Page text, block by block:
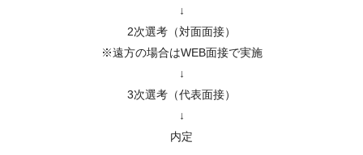
↓
2次選考（対面面接）
※遠方の場合はWEB面接で実施
↓
3次選考（代表面接）
↓
内定